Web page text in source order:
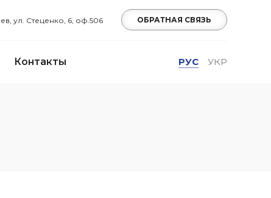
ул. Стеценко, 6, оф.506 ОБРАТНАЯ СВЯЗЬ
Контакты РУС УКР